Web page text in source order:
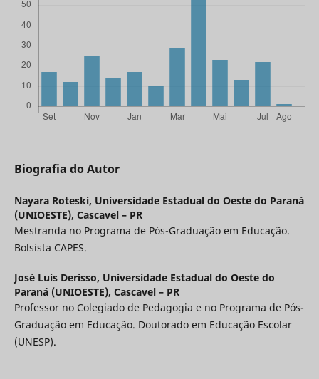
Biografia do Autor
Nayara Roteski, Universidade Estadual do Oeste do Paraná
(UNIOESTE), Cascavel – PR
Mestranda no Programa de Pós-Graduação em Educação.
Bolsista CAPES.
José Luis Derisso, Universidade Estadual do Oeste do
Paraná (UNIOESTE), Cascavel – PR
Professor no Colegiado de Pedagogia e no Programa de Pós-
Graduação em Educação. Doutorado em Educação Escolar
(UNESP).